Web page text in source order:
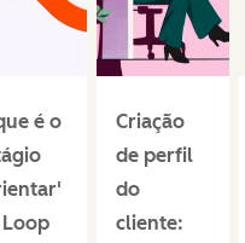
é o
Criação
de perfil
do
cliente: